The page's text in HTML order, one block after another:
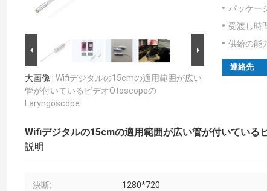
大画像 : Wifiデジタルの15cmの適用範囲が広い
管が付いているビデオOtoscopeの
Laryngoscope
パッケー
受渡し時
供給の能
連絡先
Wifiデジタルの15cmの適用範囲が広い管が付いてい
説明
決断: 1280*720